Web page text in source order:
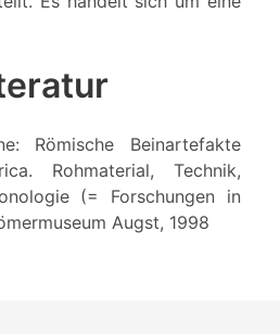
Römische Beinartefakte
Rohmaterial, Technik,
(= Forschungen in
Augst, 1998